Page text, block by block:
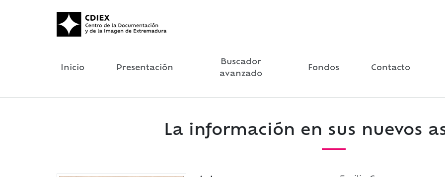
Inicio Presentación
Buscador
avanzado
Fondos Contacto
La información en sus nuevos